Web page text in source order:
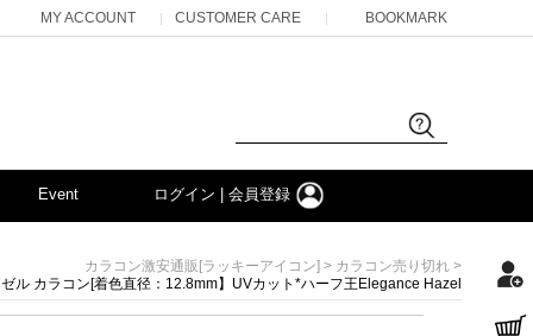
MY ACCOUNT | CUSTOMER CARE | BOOKMARK
Event ログイン | 会員登録
カラコン激安通販[ラッキーアイコン] > カラコン売り切れ >
ル カラコン[着色直径：12.8mm】UVカット*ハーフ王Elegance Hazel